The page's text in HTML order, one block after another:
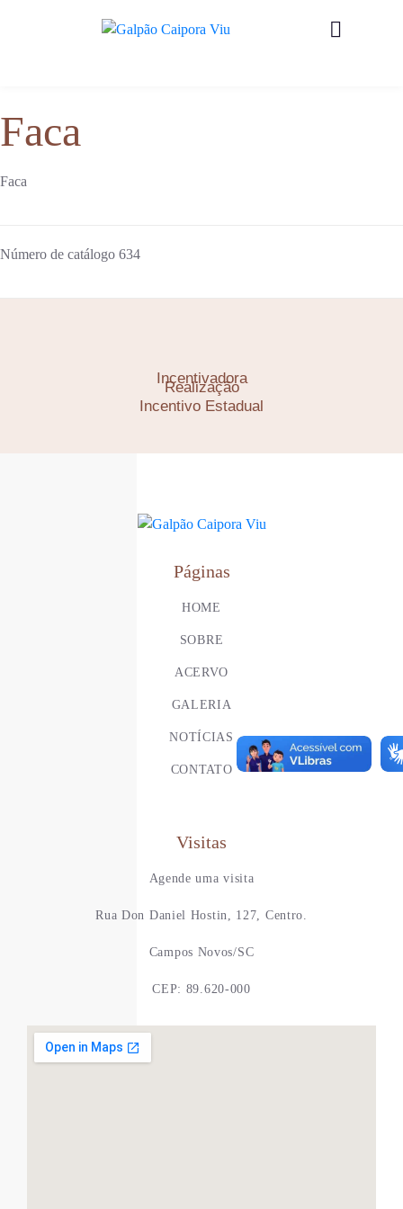
Faca
Faca
Número de catálogo 634
Realização
Incentivadora
Incentivo Estadual
Páginas
HOME
SOBRE
ACERVO
GALERIA
NOTÍCIAS
CONTATO
Visitas
Agende uma visita
Rua Don Daniel Hostin, 127, Centro.
Campos Novos/SC
CEP: 89.620-000